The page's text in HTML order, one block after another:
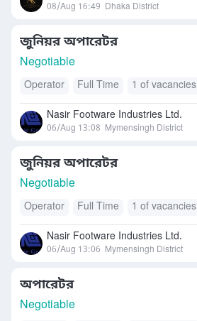
08/Aug 16:49 Dhaka District
জুনিয়র অপারেটর
Negotiable
Operator Full Time 1 of vacancies
Nasir Footware Industries Ltd.
06/Aug 13:08 Mymensingh District
জুনিয়র অপারেটর
Negotiable
Operator Full Time 1 of vacancies
Nasir Footware Industries Ltd.
06/Aug 13:06 Mymensingh District
অপারেটর
Negotiable